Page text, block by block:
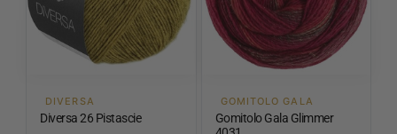
DIVERSA
Diversa 26 Pistascie
GOMITOLO GALA
Gomitolo Gala Glimmer